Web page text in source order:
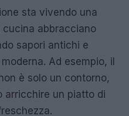
sta vivendo una
abbracciano
sapori antichi e
Ad esempio, il
è solo un contorno,
arricchire un piatto di